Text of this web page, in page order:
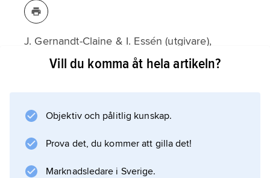
J. Gernandt-Claine & I. Essén (utgivare),
Anne Charlotte Leffler: En självbiografi
Information om artikeln
Vill du komma åt hela artikeln?
Objektiv och pålitlig kunskap.
Prova det, du kommer att gilla det!
Marknadsledare i Sverige.